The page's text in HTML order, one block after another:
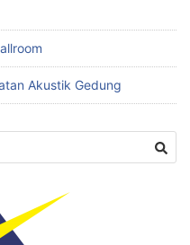
Akustik Gedung